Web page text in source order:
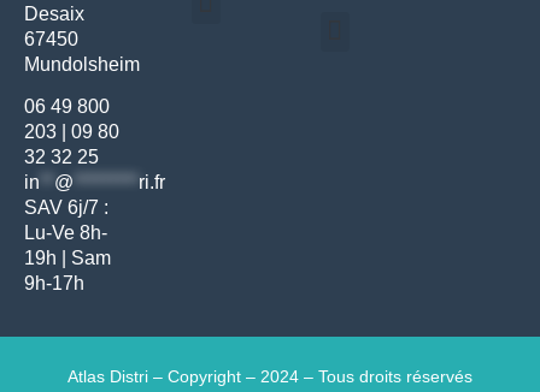
Desaix
67450
Mundolsheim
06 49 800
203
09 80
32 32 25
in
@ ********* ri.fr
SAV 6j/7 :
Lu-Ve 8h-
19h | Sam
9h-17h
Atlas Distri – Copyright – 2024 – Tous droits réservés